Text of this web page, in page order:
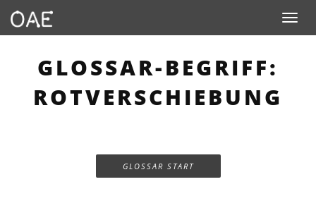
Toggle
GLOSSAR-BEGRIFF:
ROTVERSCHIEBUNG
GLOSSAR START